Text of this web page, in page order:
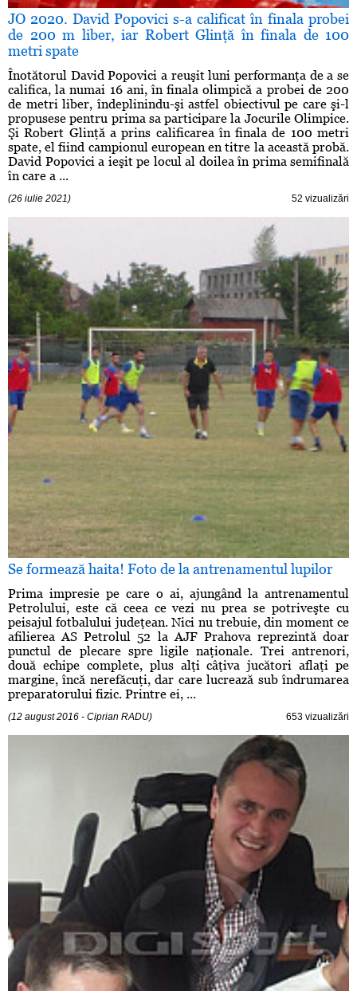
JO 2020. David Popovici s-a calificat în finala probei
de 200 m liber, iar Robert Glinţă în finala de 100
metri spate
Înotătorul David Popovici a reuşit luni performanţa de a se
califica, la numai 16 ani, în finala olimpică a probei de 200
de metri liber, îndeplinindu-şi astfel obiectivul pe care şi-l
propusese pentru prima sa participare la Jocurile Olimpice.
Şi Robert Glinţă a prins calificarea în finala de 100 metri
spate, el fiind campionul european en titre la această probă.
David Popovici a ieşit pe locul al doilea în prima semifinală
în care a ...
(26 iulie 2021) 52 vizualizări
Se formează haita! Foto de la antrenamentul lupilor
Prima impresie pe care o ai, ajungând la antrenamentul
Petrolului, este că ceea ce vezi nu prea se potriveşte cu
peisajul fotbalului judeţean. Nici nu trebuie, din moment ce
afilierea AS Petrolul 52 la AJF Prahova reprezintă doar
punctul de plecare spre ligile naţionale. Trei antrenori,
două echipe complete, plus alţi câţiva jucători aflaţi pe
margine, încă nerefăcuţi, dar care lucrează sub îndrumarea
preparatorului fizic. Printre ei, ...
(12 august 2016 - Ciprian RADU) 653 vizualizări